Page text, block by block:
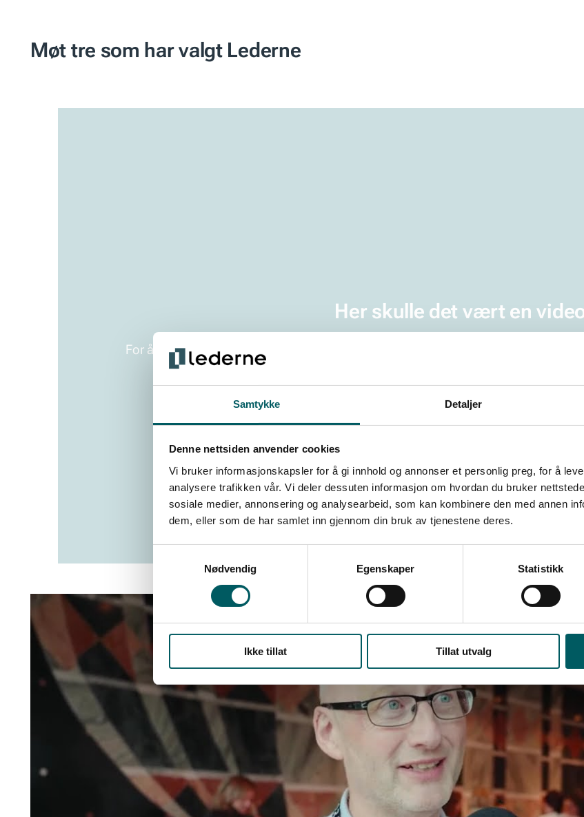
Samtykke Detaljer
Denne nettsiden anvender cookies
Vi bruker informasjonskapsler for å gi innhold og annonser et personlig preg, for å
analysere trafikken vår. Vi deler dessuten informasjon om hvordan du bruker
sosiale medier, annonsering og analysearbeid, som kan kombinere den med annen
dem, eller som de har samlet inn gjennom din bruk av tjenestene deres.
Nødvendig
Egenskaper Statistikk
Ikke tillat Tillat utvalg
Møt tre som har valgt Lederne
Her skulle det vært en
For å se videoen må du gi samtykke til informasjonskapsler fra